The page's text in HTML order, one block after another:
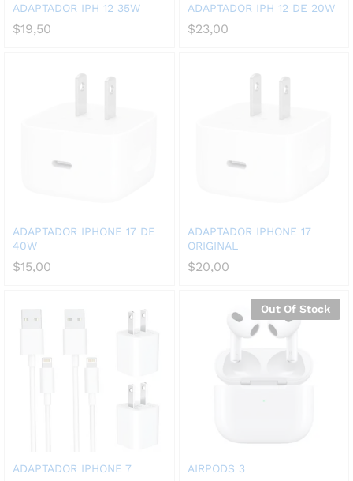
ADAPTADOR IPH 12 35W
$19,50
ADAPTADOR IPH 12 DE 20W
$23,00
ADAPTADOR IPHONE 17 DE
40W
$15,00
ADAPTADOR IPHONE 17
ORIGINAL
$20,00
ADAPTADOR IPHONE 7
Out Of Stock
AIRPODS 3